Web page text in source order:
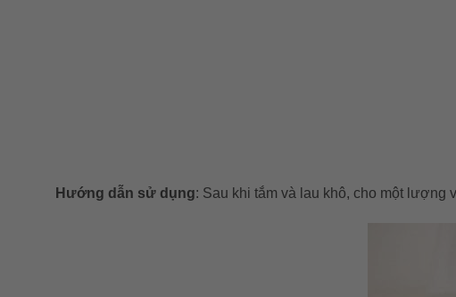
Hướng dẫn sử dụng: Sau khi tắm và lau khô, cho một lượng